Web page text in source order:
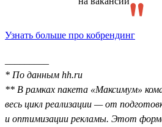
Узнать больше про кобрендинг
* По данным hh.ru
** В рамках пакета «Максимум»
весь цикл реализации — от
и оптимизации рекламы. Этот